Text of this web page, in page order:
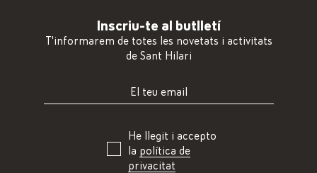
Inscriu-te al butlletí
T'informarem de totes les novetats i activitats
de Sant Hilari
He llegit i accepto
la política de
privacitat